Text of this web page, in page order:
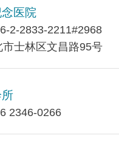
医院
2-2833-2211#2968
士林区文昌路95号
2346-0266